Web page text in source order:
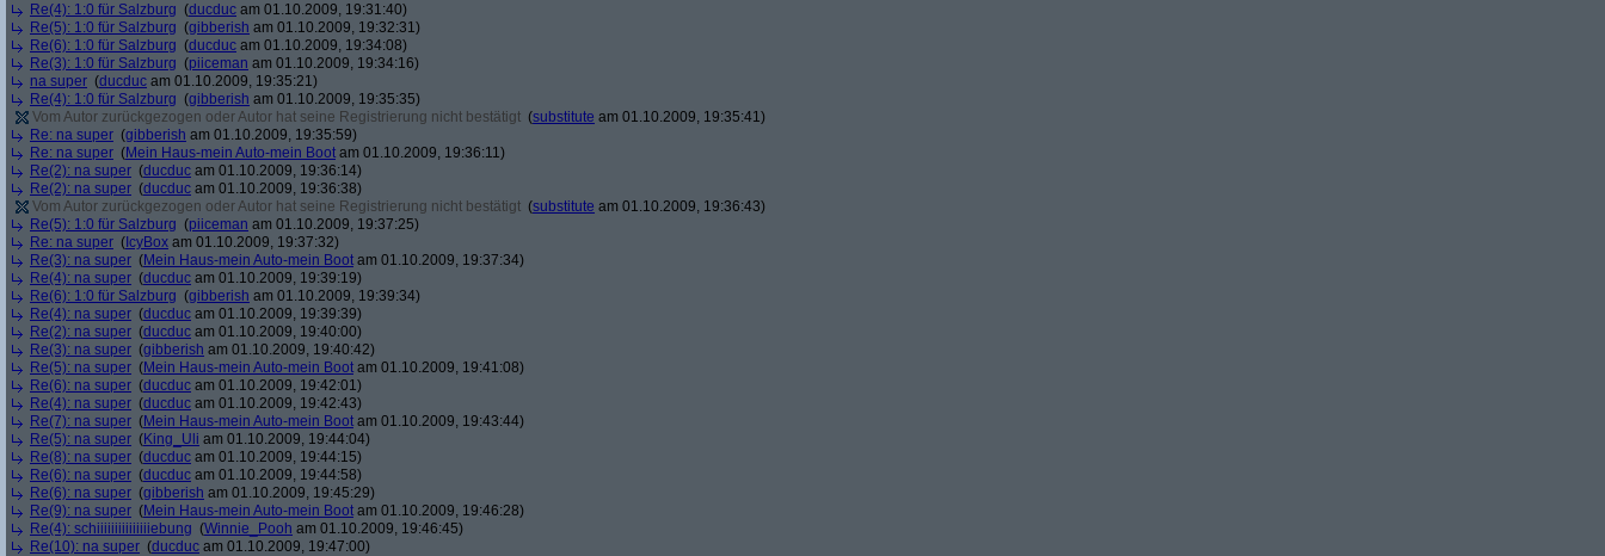
Re(4): 1:0 für Salzburg (ducduc am 01.10.2009, 19:31:40)
Re(5): 1:0 für Salzburg (gibberish am 01.10.2009, 19:32:31)
Re(6): 1:0 für Salzburg (ducduc am 01.10.2009, 19:34:08)
Re(3): 1:0 für Salzburg (piiceman am 01.10.2009, 19:34:16)
na super (ducduc am 01.10.2009, 19:35:21)
Re(4): 1:0 für Salzburg (gibberish am 01.10.2009, 19:35:35)
Vom Autor zurückgezogen oder Autor hat seine Registrierung nicht bestätigt (substitute am 01.10.2009, 19:35:41)
Re: na super (gibberish am 01.10.2009, 19:35:59)
Re: na super (Mein Haus-mein Auto-mein Boot am 01.10.2009, 19:36:11)
Re(2): na super (ducduc am 01.10.2009, 19:36:14)
Re(2): na super (ducduc am 01.10.2009, 19:36:38)
Vom Autor zurückgezogen oder Autor hat seine Registrierung nicht bestätigt (substitute am 01.10.2009, 19:36:43)
Re(5): 1:0 für Salzburg (piiceman am 01.10.2009, 19:37:25)
Re: na super ( IcyBox am 01.10.2009, 19:37:32)
Re(3): na super (Mein Haus-mein Auto-mein Boot am 01.10.2009, 19:37:34)
Re(4): na super (ducduc am 01.10.2009, 19:39:19)
Re(6): 1:0 für Salzburg (gibberish am 01.10.2009, 19:39:34)
Re(4): na super (ducduc am 01.10.2009, 19:39:39)
Re(2): na super (ducduc am 01.10.2009, 19:40:00)
Re(3): na super (gibberish am 01.10.2009, 19:40:42)
Re(5): na super (Mein Haus-mein Auto-mein Boot am 01.10.2009, 19:41:08)
Re(6): na super (ducduc am 01.10.2009, 19:42:01)
Re(4): na super (ducduc am 01.10.2009, 19:42:43)
Re(7): na super (Mein Haus-mein Auto-mein Boot am 01.10.2009, 19:43:44)
Re(5): na super (King_Uli am 01.10.2009, 19:44:04)
Re(8): na super (ducduc am 01.10.2009, 19:44:15)
Re(6): na super (ducduc am 01.10.2009, 19:44:58)
Re(6): na super (gibberish am 01.10.2009, 19:45:29)
Re(9): na super (Mein Haus-mein Auto-mein Boot am 01.10.2009, 19:46:28)
Re(4): schiiiiiiiiiiiiiiiebung (Winnie_Pooh am 01.10.2009, 19:46:45)
Re(10): na super (ducduc am 01.10.2009, 19:47:00)